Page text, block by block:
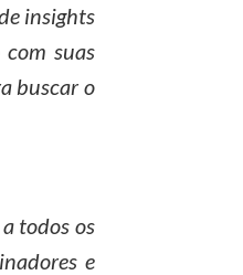
insights
suas
buscar o
todos os
e